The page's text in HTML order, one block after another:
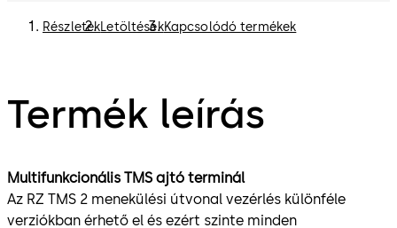
RészletekLetöltésekKapcsolódó termékek
Termék leírás
Multifunkcionális TMS ajtó terminál
Az RZ TMS 2 menekülési útvonal vezérlés különféle
verziókban érhető el és ezért szinte minden